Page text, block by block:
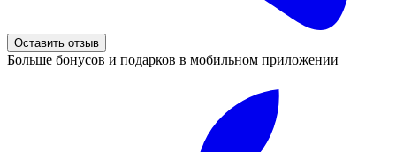
Оставить отзыв
Больше бонусов и подарков в мобильном приложении